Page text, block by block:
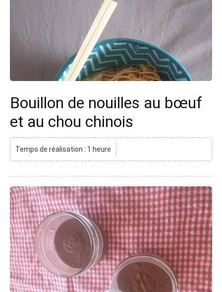
Bouillon de nouilles au bœuf
et au chou chinois
Temps de réalisation : 1 heure